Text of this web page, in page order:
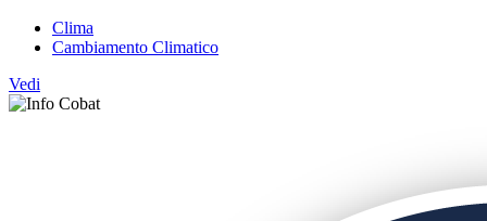
Clima
Cambiamento Climatico
Vedi